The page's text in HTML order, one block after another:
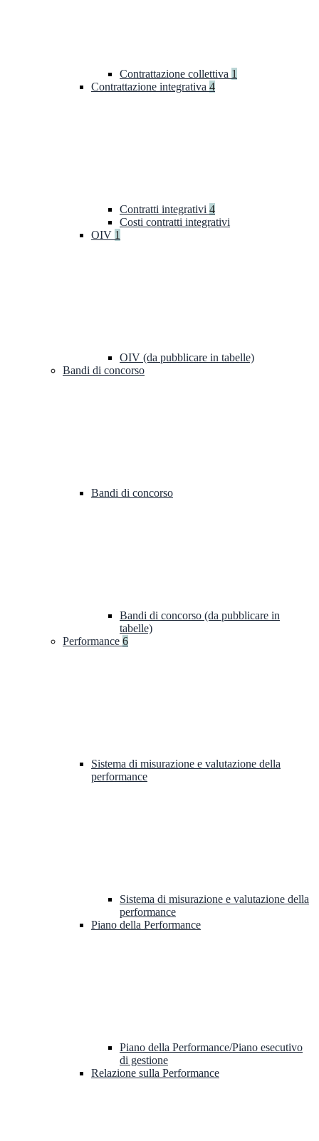
Contrattazione collettiva 1
Contrattazione integrativa 4
Contratti integrativi 4
Costi contratti integrativi
OIV 1
OIV (da pubblicare in tabelle)
Bandi di concorso
Bandi di concorso
Bandi di concorso (da pubblicare in
tabelle)
Performance 6
Sistema di misurazione e valutazione della
performance
Sistema di misurazione e valutazione della
performance
Piano della Performance
Piano della Performance/Piano esecutivo
di gestione
Relazione sulla Performance